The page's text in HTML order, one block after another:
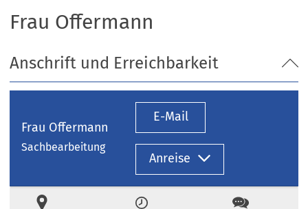
Frau Offermann
Anschrift und Erreichbarkeit
Frau Offermann
Sachbearbeitung
E-Mail
Anreise
Zeiten Kontakt